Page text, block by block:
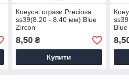
Конусні стрази Preciosa
ss39(8.20 - 8.40 мм) Blue
Zircon
8,50₴
Купити
Blue